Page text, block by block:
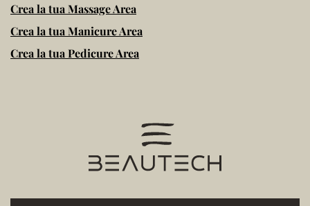
Crea la tua Massage Area
Crea la tua Manicure Area
Crea la tua Pedicure Area